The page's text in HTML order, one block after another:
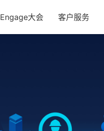
Engage大会 客户服务